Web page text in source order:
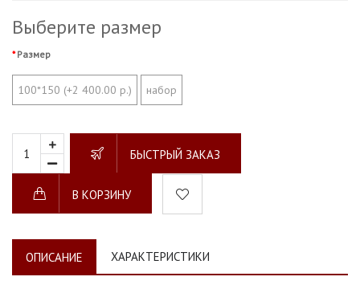
Выберите размер
Размер
100*150 (+2 400.00 р.) набор
БЫСТРЫЙ ЗАКАЗ
В КОРЗИНУ
ОПИСАНИЕ ХАРАКТЕРИСТИКИ